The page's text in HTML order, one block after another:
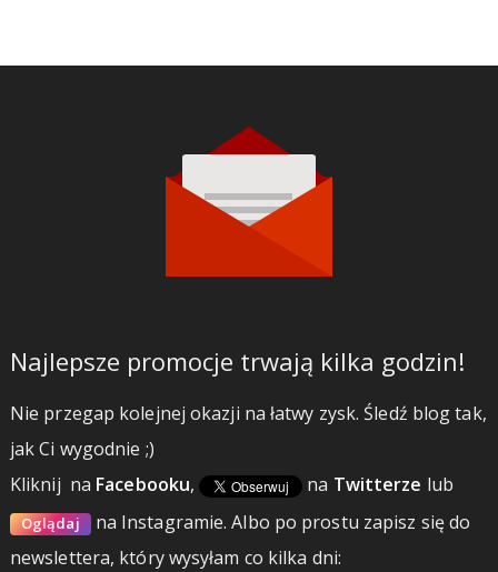
Najlepsze promocje trwają kilka godzin!
Nie przegap kolejnej okazji na łatwy zysk. Śledź blog tak,
jak Ci wygodnie ;)
Kliknij na Facebooku, na Twitterze lub
Oglądaj na Instagramie.Albo po prostu zapisz się do
newslettera, który wysyłam co kilka dni: